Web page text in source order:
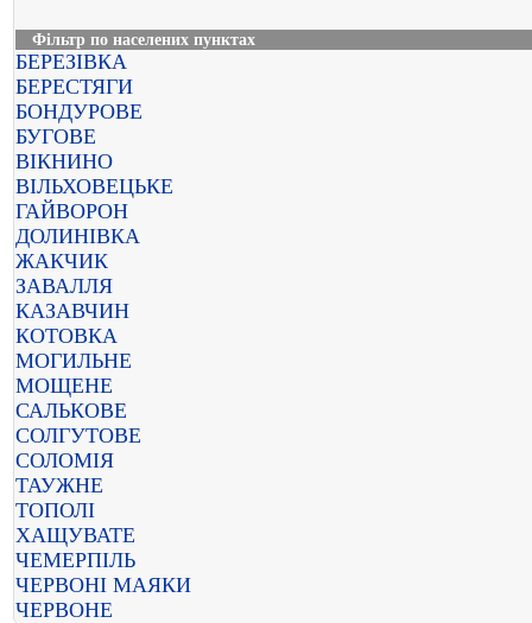
Фільтр по населених пунктах
БЕРЕЗІВКА
БЕРЕСТЯГИ
БОНДУРОВЕ
БУГОВЕ
ВІКНИНО
ВІЛЬХОВЕЦЬКЕ
ГАЙВОРОН
ДОЛИНІВКА
ЖАКЧИК
ЗАВАЛЛЯ
КАЗАВЧИН
КОТОВКА
МОГИЛЬНЕ
МОЩЕНЕ
САЛЬКОВЕ
СОЛГУТОВЕ
СОЛОМІЯ
ТАУЖНЕ
ТОПОЛІ
ХАЩУВАТЕ
ЧЕМЕРПІЛЬ
ЧЕРВОНІ МАЯКИ
ЧЕРВОНЕ